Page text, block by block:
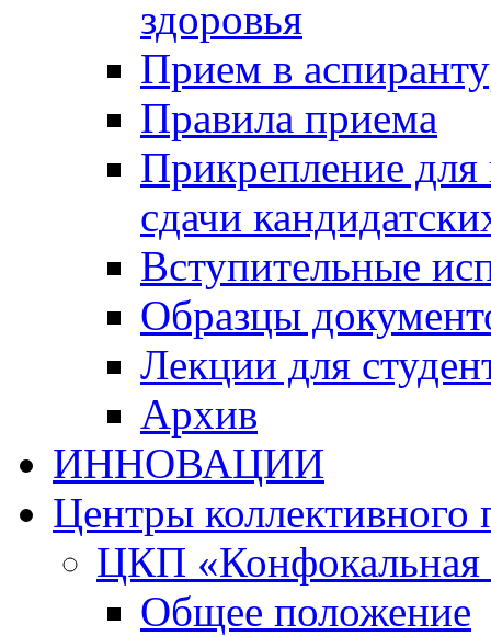
здоровья
Прием в
Правила приема
Прикрепление для
сдачи
Вступительные
Образцы
Лекции для
Архив
ИННОВАЦИИ
Центры коллективного
ЦКП «Конфокальная
Общее положение